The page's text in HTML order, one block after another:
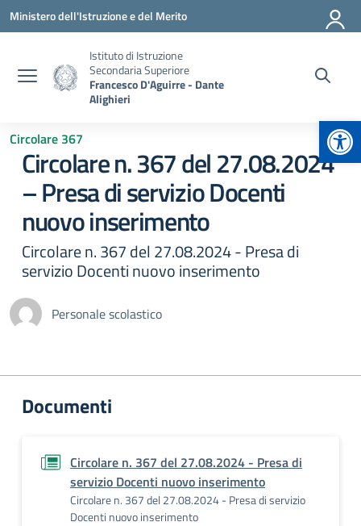
Vai ai contenuti
Vai al menu di navigazione
Vai al footer
Ministero dell'Istruzione e del Merito
Istituto di Istruzione
Secondaria Superiore
Francesco D'Aguirre - Dante
Alighieri
Circolare 367
Circolare n. 367 del 27.08.2024
– Presa di servizio Docenti
nuovo inserimento
Circolare n. 367 del 27.08.2024 - Presa di
servizio Docenti nuovo inserimento
Personale scolastico
Documenti
Circolare n. 367 del 27.08.2024 - Presa di
servizio Docenti nuovo inserimento
Circolare n. 367 del 27.08.2024 - Presa di servizio
Docenti nuovo inserimento